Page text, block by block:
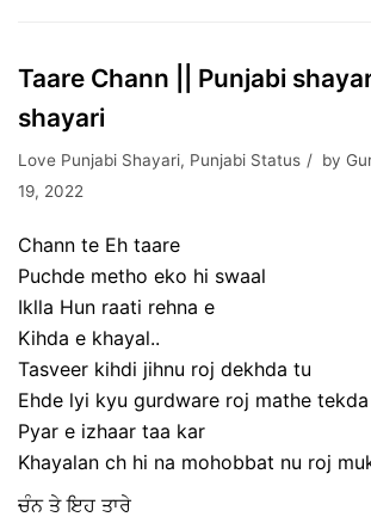
Taare Chann || Punjabi
shayari
Love Punjabi Shayari, Punjabi Status by
19, 2022
Chann te Eh taare
Puchde metho eko hi swaal
Iklla Hun raati rehna e
Kihda e khayal..
Tasveer kihdi jihnu roj dekhda tu
Ehde lyi kyu gurdware roj mathe
Pyar e izhaar taa kar
Khayalan ch hi na mohobbat nu roj
ਚੰਨ ਤੇ ਇਹ ਤਾਰੇ